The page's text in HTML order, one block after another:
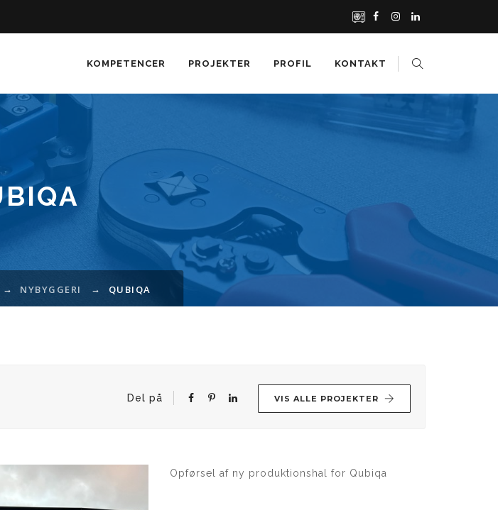
KOMPETENCER PROJEKTER PROFIL KONTAKT
→ NYBYGGERI → QUBIQA
Del på VIS ALLE PROJEKTER
Opførsel af ny produktionshal for Qubiqa